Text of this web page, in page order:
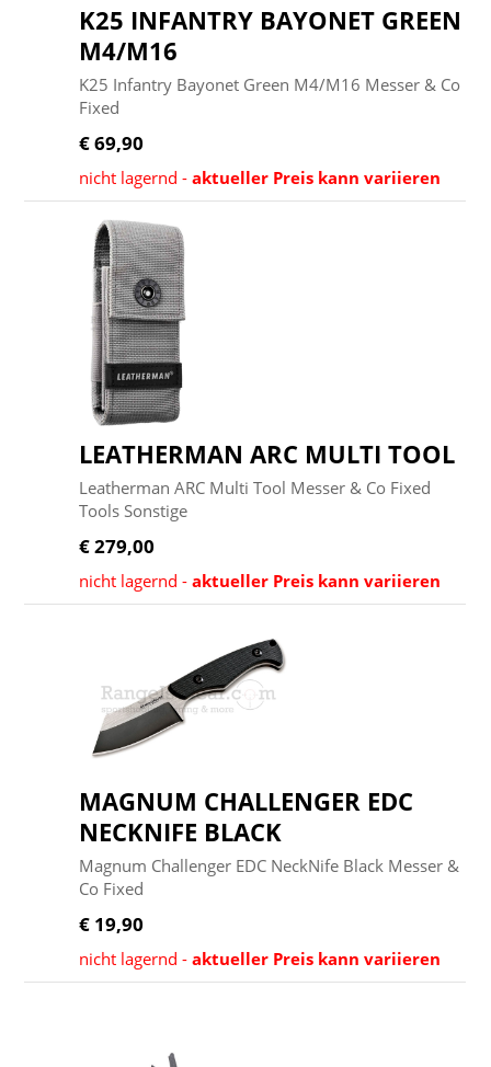
K25 INFANTRY BAYONET GREEN
M4/M16
K25 Infantry Bayonet Green M4/M16 Messer & Co
Fixed
€ 69,90
nicht lagernd -aktueller Preis kann variieren
LEATHERMAN ARC MULTI TOOL
Leatherman ARC Multi Tool Messer & Co Fixed
Tools Sonstige
€ 279,00
nicht lagernd -aktueller Preis kann variieren
MAGNUM CHALLENGER EDC
NECKNIFE BLACK
Magnum Challenger EDC NeckNife Black Messer &
Co Fixed
€ 19,90
nicht lagernd -aktueller Preis kann variieren